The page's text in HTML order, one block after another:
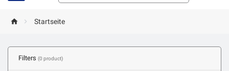
  Startseite
Filters (0 product)